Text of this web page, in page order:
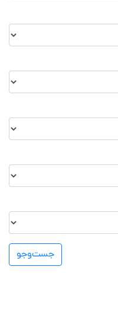
جست‌و‌جو